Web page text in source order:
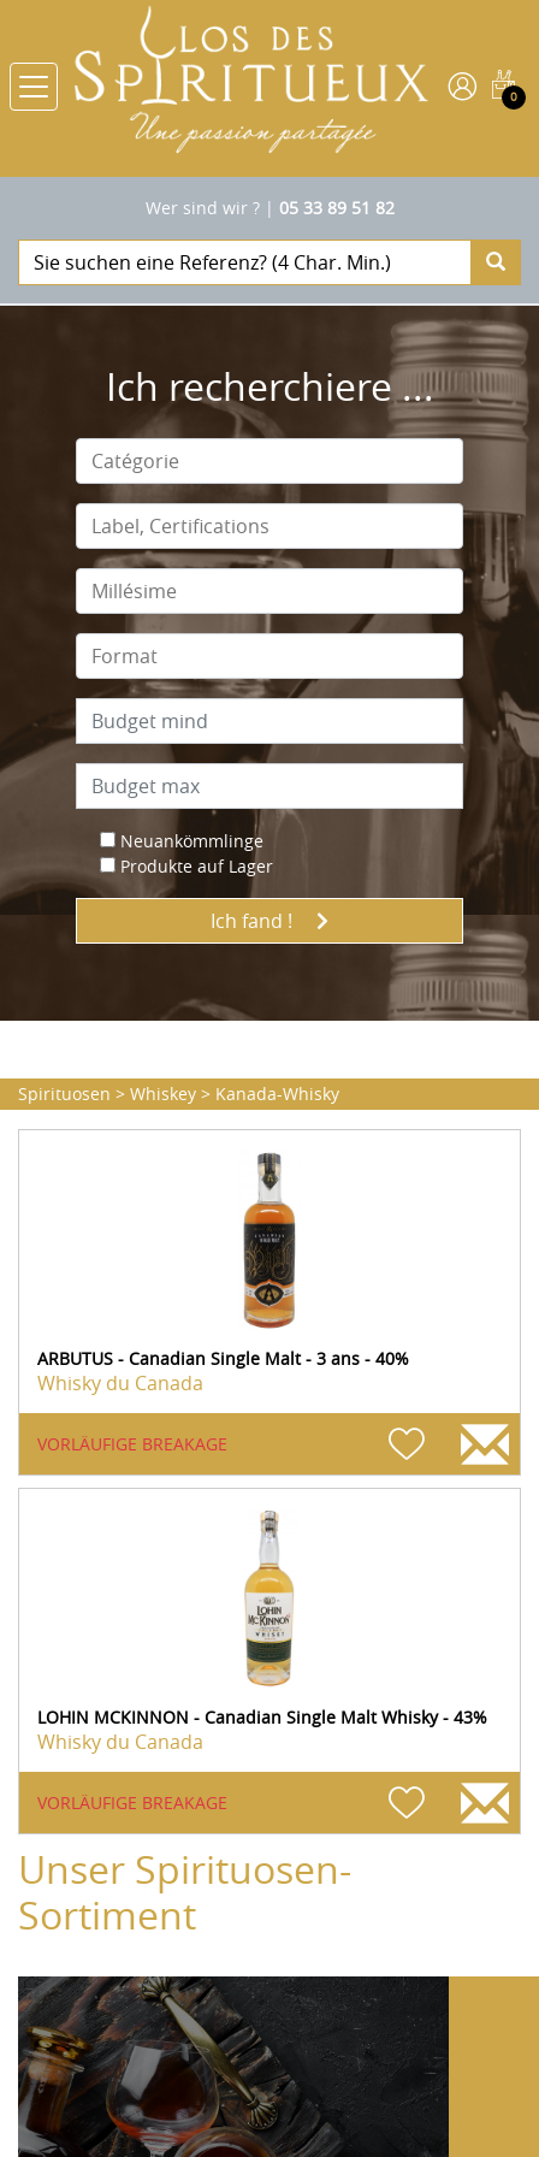
0
Wer sind wir ?| 05 33 89 51 82
Ich recherchiere ...
Neuankömmlinge
Produkte auf Lager
Ich fand !
Spirituosen > Whiskey > Kanada-Whisky
ARBUTUS - Canadian Single Malt - 3 ans - 40%
Whisky du Canada
VORLÄUFIGE BREAKAGE
LOHIN MCKINNON - Canadian Single Malt Whisky - 43%
Whisky du Canada
VORLÄUFIGE BREAKAGE
Unser Spirituosen-
Sortiment